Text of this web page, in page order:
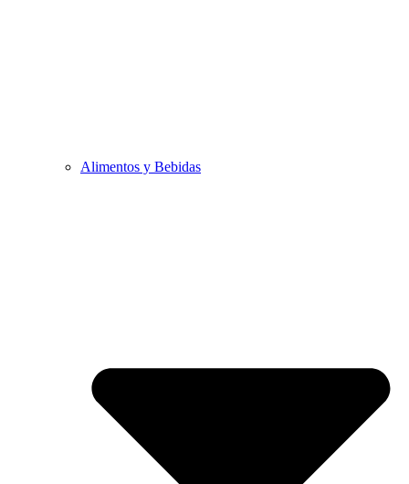
Alimentos y Bebidas